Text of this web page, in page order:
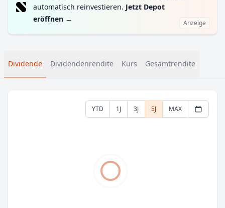
automatisch reinvestieren. Jetzt Depot
eröffnen → Anzeige
Dividende Dividendenrendite Kurs Gesamtrendite
YTD 1J 3J 5J MAX